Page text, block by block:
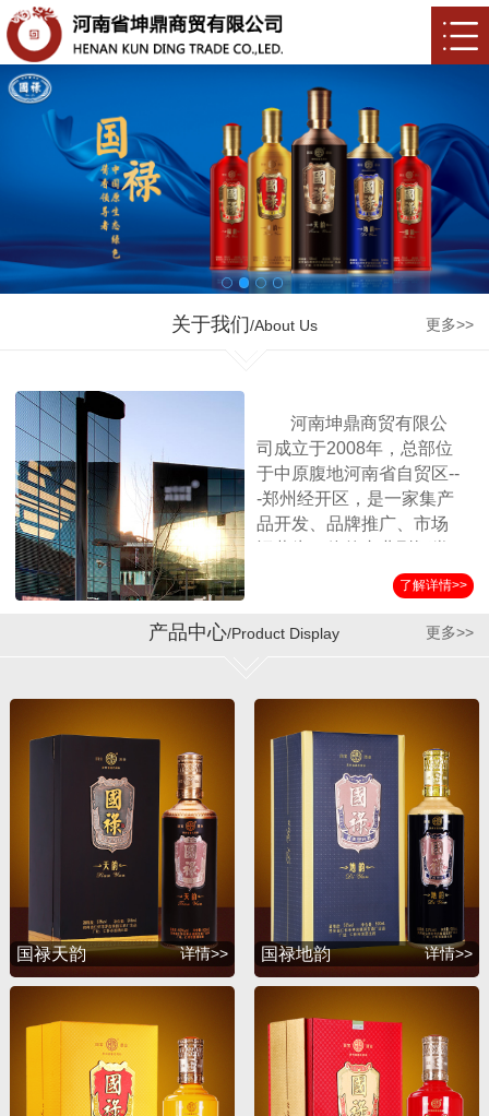
关于我们/About Us 更多>>
河南坤鼎商贸有限公
司成立于2008年，总部位
于中原腹地河南省自贸区--
-郑州经开区，是一家集产
品开发、品牌推广、市场
营销企业。公司始终坚持
以消费者诉求为导向，客
户满意为服务标准，秉承
的支持和公司员工的努力
公司自成立以来与贵州第
三大酱酒生产企业——贵
州省仁怀市茅台镇国宝酒
厂结为战略合作伙伴，经
过双方的共同努力，成功
推出并运作了国宝系列产
品，年销售额突破1亿余
元。短短几年，公司在全
国各地建立了稳定的销售
渠道，产品销量持续攀
的支持与厚爱。2012年
初，公司为满足广大消费
者的诉求，联合深圳知名
包装设计公司胡景润工作
了解详情>>
产品中心/Product Display 更多>>
国禄天韵 详情>> 国禄地韵 详情>>